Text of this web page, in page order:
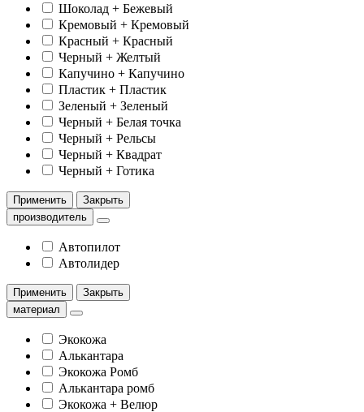
Шоколад + Бежевый
Кремовый + Кремовый
Красный + Красный
Черный + Желтый
Капучино + Капучино
Пластик + Пластик
Зеленый + Зеленый
Черный + Белая точка
Черный + Рельсы
Черный + Квадрат
Черный + Готика
Применить
Закрыть
производитель
Автопилот
Автолидер
Применить
Закрыть
материал
Экокожа
Алькантара
Экокожа Ромб
Алькантара ромб
Экокожа + Велюр